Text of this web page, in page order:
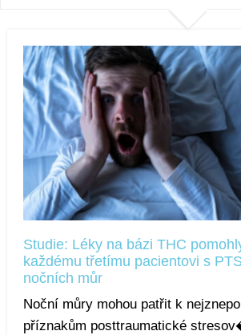
Studie: Léky na bázi THC
každému třetímu pacientovi s
nočních můr
Noční můry mohou patřit k
příznakům posttraumatické